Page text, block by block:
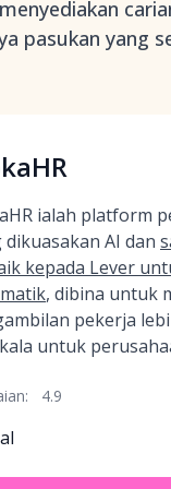
pasukan yang
ialah platform
dikuasakan AI dan
kepada Lever
, dibina untuk
pekerja
untuk
4.9